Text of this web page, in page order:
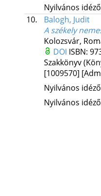
Nyilvános
10.
Balogh, Judit
A székely
Kolozsvár,
DOI ISBN:
Szakkönyv
[1009570]
Nyilvános
Nyilvános